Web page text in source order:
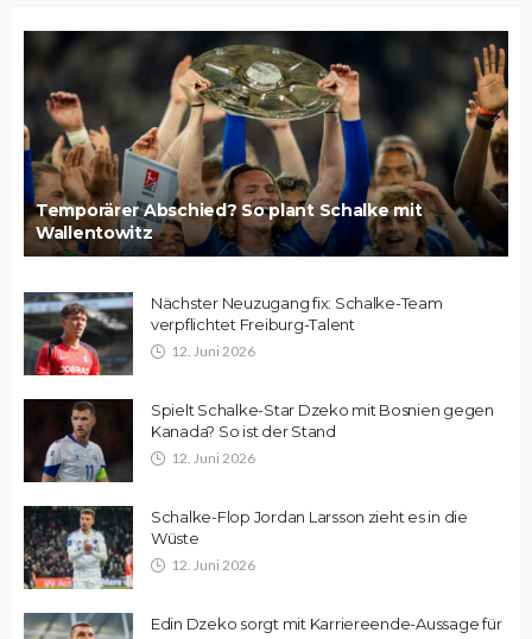
Temporärer Abschied? So plant Schalke mit
Wallentowitz
Nächster Neuzugang fix: Schalke-Team
verpflichtet Freiburg-Talent
12. Juni 2026
Spielt Schalke-Star Dzeko mit Bosnien gegen
Kanada? So ist der Stand
12. Juni 2026
Schalke-Flop Jordan Larsson zieht es in die
Wüste
12. Juni 2026
Edin Dzeko sorgt mit Karriereende-Aussage für